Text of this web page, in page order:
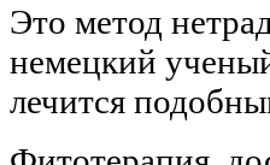
Это метод
немецкий
лечится